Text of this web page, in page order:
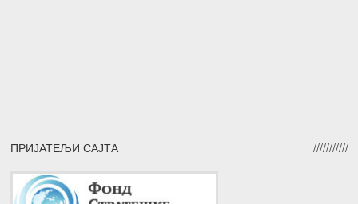
ПРИЈАТЕЉИ САЈТА